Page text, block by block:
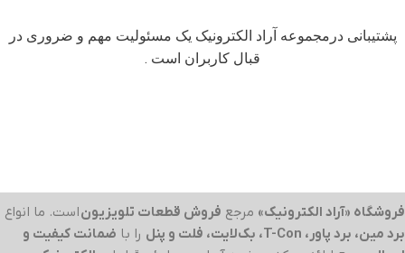
پشتیبانی درمجموعه آراد الکترونیک یک مسئولیت مهم و ضروری در
قبال کاربران است .
فروشگاه «آراد الکترونیک» مرجع فروش قطعات تلویزیوناست. ما انواع
برد مین، برد پاور، T-Con، بک‌لایت، فلت و پنل
را با ضمانت کیفیت و